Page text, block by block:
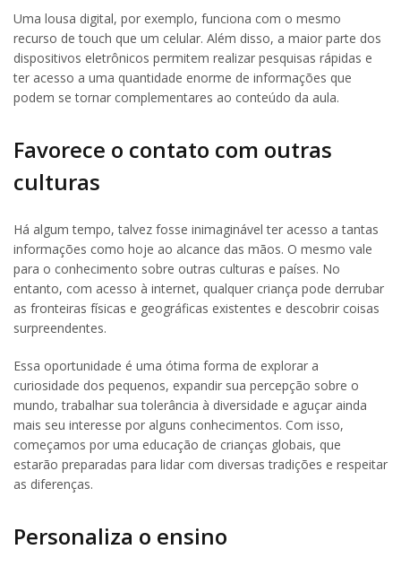
Uma lousa digital, por exemplo, funciona com o mesmo
recurso de touch que um celular. Além disso, a maior parte dos
dispositivos eletrônicos permitem realizar pesquisas rápidas e
ter acesso a uma quantidade enorme de informações que
podem se tornar complementares ao conteúdo da aula.
Favorece o contato com outras
culturas
Há algum tempo, talvez fosse inimaginável ter acesso a tantas
informações como hoje ao alcance das mãos. O mesmo vale
para o conhecimento sobre outras culturas e países. No
entanto, com acesso à internet, qualquer criança pode derrubar
as fronteiras físicas e geográficas existentes e descobrir coisas
surpreendentes.
Essa oportunidade é uma ótima forma de explorar a
curiosidade dos pequenos, expandir sua percepção sobre o
mundo, trabalhar sua tolerância à diversidade e aguçar ainda
mais seu interesse por alguns conhecimentos. Com isso,
começamos por uma educação de crianças globais, que
estarão preparadas para lidar com diversas tradições e respeitar
as diferenças.
Personaliza o ensino